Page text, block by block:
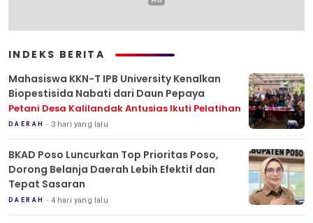
INDEKS BERITA
Mahasiswa KKN-T IPB University Kenalkan
Biopestisida Nabati dari Daun Pepaya
Petani Desa Kalilandak Antusias Ikuti Pelatihan
DAERAH 3 hari yang lalu
BKAD Poso Luncurkan Top Prioritas Poso,
Dorong Belanja Daerah Lebih Efektif dan
Tepat Sasaran
DAERAH 4 hari yang lalu